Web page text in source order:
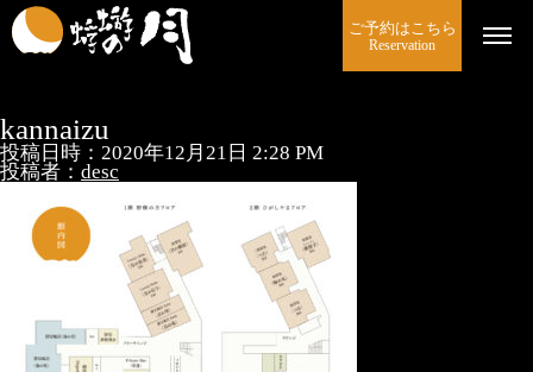
ご予約はこちら
Reservation
kannaizu
投稿日時：2020年12月21日 2:28 PM
投稿者： desc